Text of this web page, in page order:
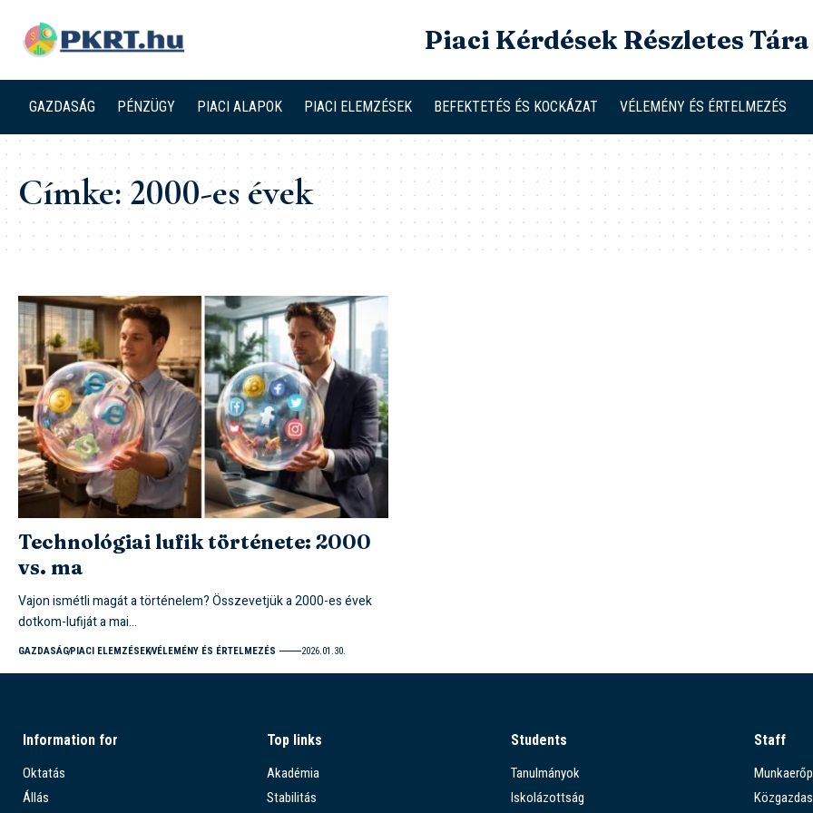
Piaci Kérdések Részletes Tára
GAZDASÁG PÉNZÜGY PIACI ALAPOK PIACI ELEMZÉSEK BEFEKTETÉS ÉS KOCKÁZAT VÉLEMÉNY ÉS ÉRTELMEZÉS
Címke:2000-es évek
Technológiai lufik története: 2000
vs. ma
Vajon ismétli magát a történelem? Összevetjük a 2000-es évek
dotkom-lufiját a mai…
GAZDASÁGPIACI ELEMZÉSEKVÉLEMÉNY ÉS ÉRTELMEZÉS 2026.01.30.
Information for
Oktatás
Állás
Top links
Akadémia
Stabilitás
Students
Tanulmányok
Iskolázottság
Staff